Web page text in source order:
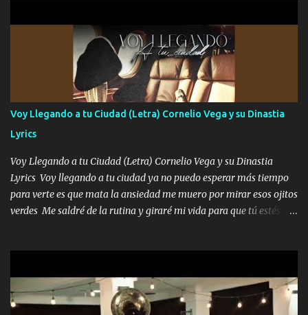
cariño de mi alma Que pa febrero vendré frente a ti con mis
preguntas y digas que sí hacernos novios y verte feliz y muy
contenta como yo por ti Música Pregúntame qué es lo que me
enamora pa describirte unas cuantas horas también pregunta que
quiero contigo que seas dichosa al estar conmigo Y ya borracho
contéstame la llamada pa dedicarte unas bonitas palabras así
borracho me animo a decirte todo y puedo describirlo mucho que
me encantes Decirte que me siento muy feliz y emocionado por
tenerte aquí espero que quiera...
Voy Llegando a tu Ciudad (Letra) Cornelio Vega y su Dinastia
Lyrics
Voy Llegando a tu Ciudad (Letra) Cornelio Vega y su Dinastia
Lyrics Voy llegando a tu ciudad ya no puedo esperar más tiempo
para verte es que mata la ansiedad me muero por mirar esos ojitos
verdes Me saldré de la rutina y giraré mi vida para que tú estés en
solo yo tendre el candado 🔒 del amor ❤️ Música Mil y un besos
para dar ya estando en tu ciudad no habrá quien lo detenga si las
copas van de más vayamos a un lugar y cerremos las puertas